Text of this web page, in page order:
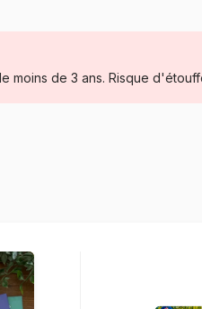
Puzzles - Super Héros
moins de 3 ans. Risque